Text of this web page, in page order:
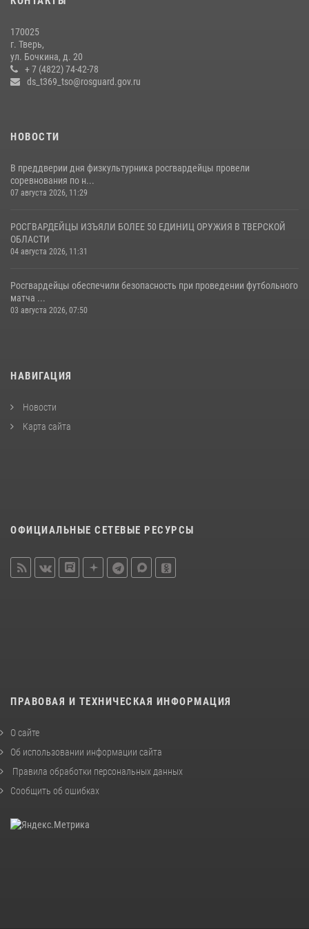
(видео)
Росгвардейцы оказали помощь водителю на дороге в городе Кашин
22 июля 2026, 08:35
170025
г. Тверь,
ул. Бочкина, д. 20
+ 7 (4822) 74-42-78
ds_t369_tso@rosguard.gov.ru
НОВОСТИ
В преддверии дня физкультурника росгвардейцы провели
соревнования по н...
07 августа 2026, 11:29
РОСГВАРДЕЙЦЫ ИЗЪЯЛИ БОЛЕЕ 50 ЕДИНИЦ ОРУЖИЯ В ТВЕРСКОЙ
ОБЛАСТИ
04 августа 2026, 11:31
Росгвардейцы обеспечили безопасность при проведении футбольного
матча ...
03 августа 2026, 07:50
НАВИГАЦИЯ
Новости
Карта сайта
ОФИЦИАЛЬНЫЕ СЕТЕВЫЕ РЕСУРСЫ
ПРАВОВАЯ И ТЕХНИЧЕСКАЯ ИНФОРМАЦИЯ
О сайте
Об использовании информации сайта
Правила обработки персональных данных
Сообщить об ошибках